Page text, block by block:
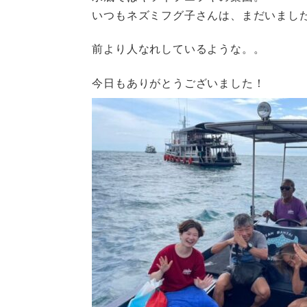
いつもネズミフグ子さんは、まだいまし
前より人なれしているような。。
今日もありがとうございました！